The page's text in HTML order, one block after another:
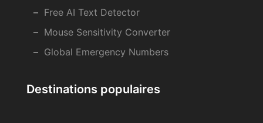
Free AI Text Detector
Mouse Sensitivity Converter
Global Emergency Numbers
Destinations populaires